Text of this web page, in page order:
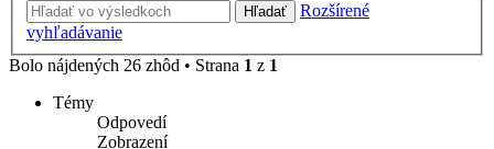
Hľadať
Rozšírené
vyhľadávanie
Bolo nájdených 26 zhôd • Strana 1 z 1
Témy
Odpovedí
Zobrazení